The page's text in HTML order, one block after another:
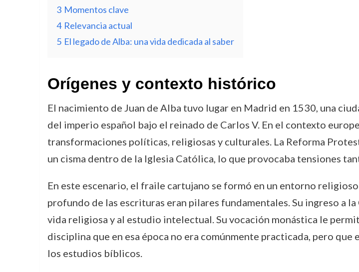
3 Momentos clave
4 Relevancia actual
5 El legado de Alba: una vida dedicada al saber
Orígenes y contexto histórico
El nacimiento de Juan de Alba tuvo lugar en Madrid en 1530, una
del imperio español bajo el reinado de Carlos V. En el contexto
transformaciones políticas, religiosas y culturales. La Reforma
un cisma dentro de la Iglesia Católica, lo que provocaba tensiones
En este escenario, el fraile cartujano se formó en un entorno
profundo de las escrituras eran pilares fundamentales. Su ingreso a
vida religiosa y al estudio intelectual. Su vocación monástica le
disciplina que en esa época no era comúnmente practicada, pero
los estudios bíblicos.